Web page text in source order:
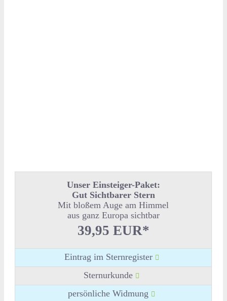
Unser Einsteiger-Paket:
Gut Sichtbarer Stern
Mit bloßem Auge am Himmel
aus ganz Europa sichtbar
39,95 EUR*
Eintrag im Sternregister
Sternurkunde
persönliche Widmung